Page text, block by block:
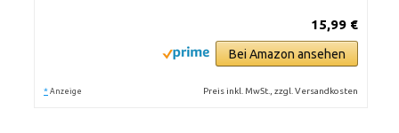
15,99 €
Bei Amazon ansehen
* Anzeige Preis inkl. MwSt., zzgl. Versandkosten